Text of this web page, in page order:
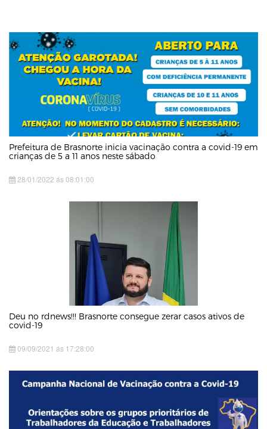
Prefeitura de Brasnorte inicia vacinação contra a covid-19 em
crianças de 5 a 11 anos neste sábado
28/01/2022 ás 08:01:00
Deu no rdnews!!! Brasnorte consegue zerar casos ativos de
covid-19
09/09/2021 ás 17:28:00